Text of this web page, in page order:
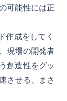
可能性には正
作成をしてく
現場の開発者
創造性をグッ
させる、まさ